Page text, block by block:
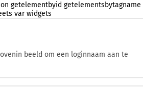
getelementbyid getelementsbytagname
var widgets
beeld om een loginnaam aan te